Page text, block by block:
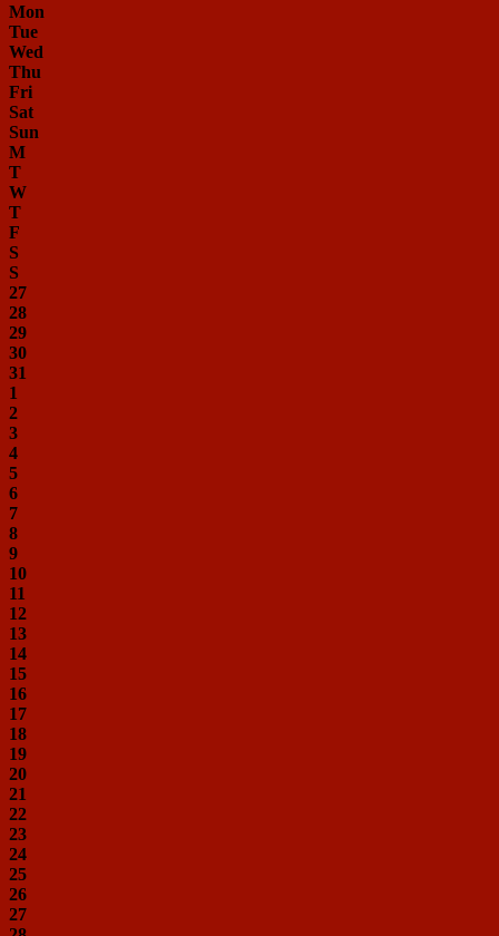
Mon
Tue
Wed
Thu
Fri
Sat
Sun
M
T
W
T
F
S
S
27
28
29
30
31
1
2
3
4
5
6
7
8
9
10
11
12
13
14
15
16
17
18
19
20
21
22
23
24
25
26
27